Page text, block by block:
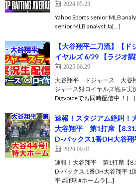
2024.05.23
Yahoo Sports senior MLB
senior MLB analyst Ja[…]
【大谷翔平二刀流】【
イヤルズ 6/29 【ラジオ調
2025.06.29
大谷翔平 ドジャース 大谷
ジャース対ロイヤルズ戦を
Digvoiceでも同時配信中 ！[…]
速報！スタジアム絶叫！
大谷翔平 第1打席【8.31
D-バックス1番DH大谷翔
2024.09.01
速報！大谷翔平 第1打席【
D-バックス 1番DH大谷翔平 1
平 #野球 #ホームラ[…]